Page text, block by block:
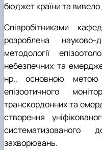
бюджет країни та вивело
Співробітниками
розроблена
методології
небезпечних та
нр., основною метою
епізоотичного
транскордонних та
створення
захворювань.